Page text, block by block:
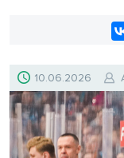
10.06.2026